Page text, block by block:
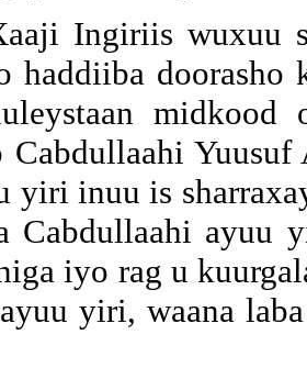
Ingiriis wuxuu
haddiiba
midkood
Yuusuf
yiri inuu is
Cabdullaahi ayuu
iyo rag u
yiri, waana